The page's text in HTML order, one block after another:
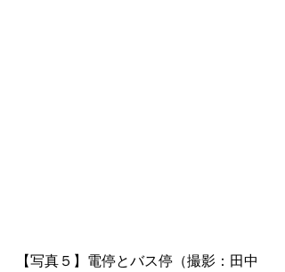
【写真５】電停とバス停（撮影：田中